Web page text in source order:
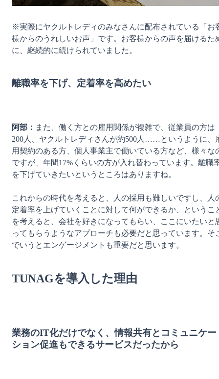
※実際にヤクルトレディのみなさんに配布されている「お
様からのうれしいお声」です。お客様からの声を届けるた
に、継続的に続けられていました。
離職率を下げ、定着率を高めたい
阿部： また、働く方との雇用関係が複雑で、従業員の方は
200人、ヤクルトレディさんが約500人……というように、
用契約のある方、個人事業主で働いている方など、様々な
ですが、年間17%くらいの方が入れ替わっています。離職
を下げていきたいというところはありますね。
これからの時代を考えると、人の採用も難しいですし、人
定着率を上げていくことに対して何ができるか、というこ
を考えると、会社を好きになってもらい、ここにいたいと
ってもらうようなアプローチも必要だと思っています。そ
でいうとエンゲージメントも重要だと思います。
TUNAGを導入した理由
業務のIT化だけでなく、情報共有とコミュニケー
ション促進もできるサービスだったから